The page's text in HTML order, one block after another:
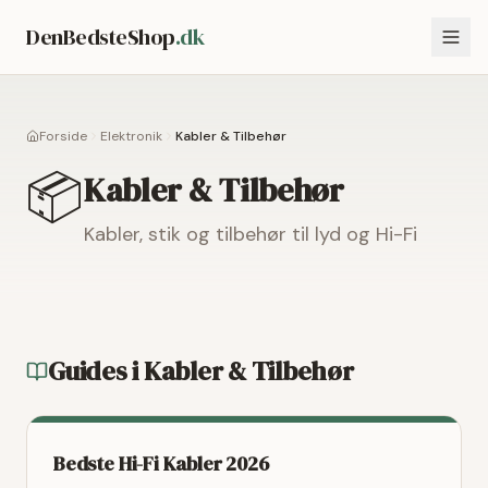
DenBedsteShop.dk
Forside Elektronik Kabler & Tilbehør
📦Kabler & Tilbehør
Kabler, stik og tilbehør til lyd og Hi-Fi
Guides iKabler & Tilbehør
Bedste Hi-Fi Kabler 2026